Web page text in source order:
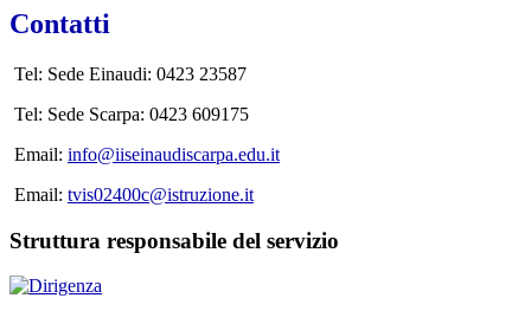
Contatti
Tel: Sede Einaudi: 0423 23587
Tel: Sede Scarpa: 0423 609175
Email: info@iiseinaudiscarpa.edu.it
Email: tvis02400c@istruzione.it
Struttura responsabile del servizio